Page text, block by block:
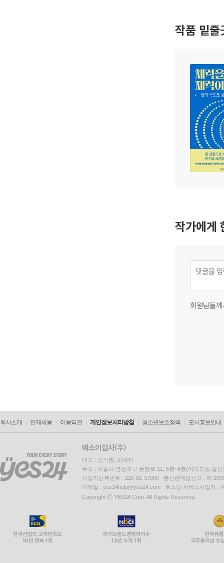
작품 밑줄
작가에게
회원님들
회사소개 인재채용 이용약관 개인정보처리방침 청소년보호정책 도서홍보안내
대표 : 김석환, 최세라
주소 : 서울시 영등포구 은행로 11, 5층~6층(여의도동,일신
사업자등록번호 : 229-81-37000 통신판매업신고 : 제
이메일 : yes24help@yes24.com 호스팅 서비스사업자 :
Copyright ⓒ YES24 Corp. All Rights Reserved.